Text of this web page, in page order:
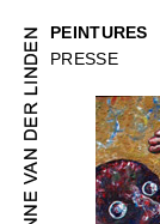
PEINTURES
PRESSE